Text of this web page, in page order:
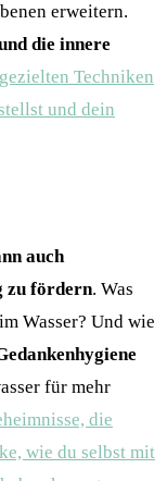
erweitern.
die innere
Techniken
und dein
auch
zu fördern. Was
im Wasser? Und wie
für mehr
die
wie du selbst mit